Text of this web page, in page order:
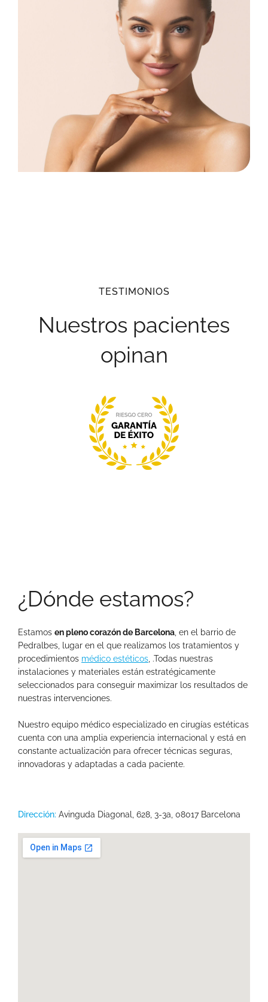
TESTIMONIOS
Nuestros pacientes
opinan
¿Dónde estamos?
Estamos en pleno corazón de Barcelona, en el barrio de
Pedralbes, lugar en el que realizamos los tratamientos y
procedimientos médico estéticos, .Todas nuestras
instalaciones y materiales están estratégicamente
seleccionados para conseguir maximizar los resultados de
nuestras intervenciones.
Nuestro equipo médico especializado en cirugías estéticas
cuenta con una amplia experiencia internacional y está en
constante actualización para ofrecer técnicas seguras,
innovadoras y adaptadas a cada paciente.
Dirección: Avinguda Diagonal, 628, 3-3a, 08017 Barcelona